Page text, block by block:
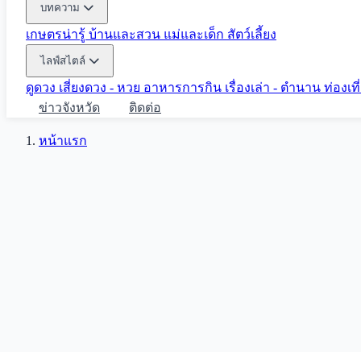
บทความ
เกษตรน่ารู้ บ้านและสวน แม่และเด็ก สัตว์เลี้ยง
ไลฟ์สไตล์
ดูดวง เสี่ยงดวง - หวย อาหารการกิน เรื่องเล่า - ตำนาน ท่องเ
ข่าวจังหวัด
ติดต่อ
หน้าแรก